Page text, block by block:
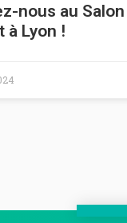
nous au
à Lyon !